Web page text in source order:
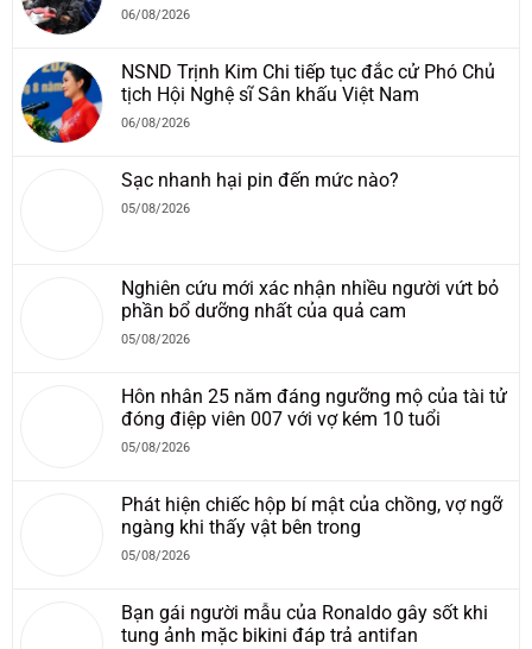
06/08/2026
NSND Trịnh Kim Chi tiếp tục đắc cử Phó Chủ
tịch Hội Nghệ sĩ Sân khấu Việt Nam
06/08/2026
Sạc nhanh hại pin đến mức nào?
05/08/2026
Nghiên cứu mới xác nhận nhiều người vứt bỏ
phần bổ dưỡng nhất của quả cam
05/08/2026
Hôn nhân 25 năm đáng ngưỡng mộ của tài tử
đóng điệp viên 007 với vợ kém 10 tuổi
05/08/2026
Phát hiện chiếc hộp bí mật của chồng, vợ ngỡ
ngàng khi thấy vật bên trong
05/08/2026
Bạn gái người mẫu của Ronaldo gây sốt khi
tung ảnh mặc bikini đáp trả antifan